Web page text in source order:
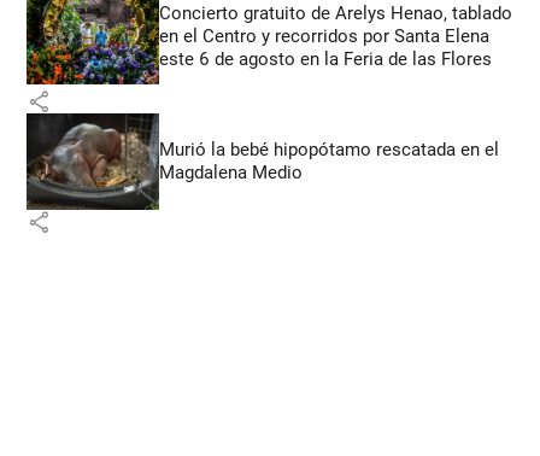
Concierto gratuito de Arelys Henao, tablado
en el Centro y recorridos por Santa Elena
este 6 de agosto en la Feria de las Flores
share
Murió la bebé hipopótamo rescatada en el
Magdalena Medio
share